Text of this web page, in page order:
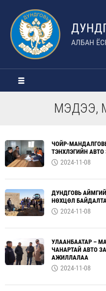
АЛБАН
МЭДЭЭ,
ЧОЙР-
ТЭНХЛЭГИЙН
2024-11-08
ДУНДГОВЬ
НӨХЦӨЛ
2024-11-08
УЛААНБААТАР –
ЧАНАРТАЙ АВТО
АЖИЛЛАЛАА
2024-11-08